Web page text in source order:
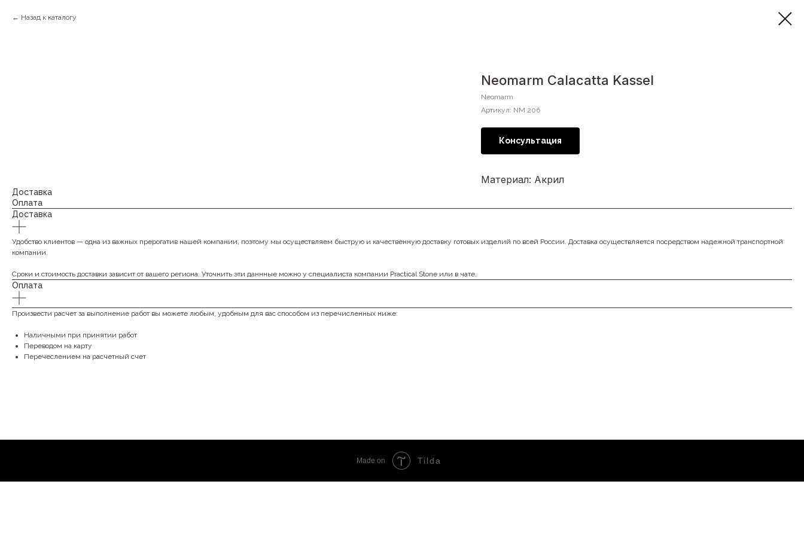
Назад к каталогу
Neomarm Calacatta Kassel
Neomarm
Артикул: NM 206
Консультация
Материал: Акрил
Доставка
Оплата
Доставка
Удобство клиентов — одна из важных прерогатив нашей компании, поэтому мы осуществляем быструю и качественную доставку готовых изделий по всей России. Доставка осуществляется посредством надежной транспортной
компании.
Сроки и стоимость доставки зависит от вашего региона. Уточнить эти даннные можно у специалиста компании Practical Stone или в чате.
Оплата
Произвести расчет за выполнение работ вы можете любым, удобным для вас способом из перечисленных ниже:
Наличными при принятии работ
Переводом на карту
Перечеслением на расчетный счет
Made on Tilda